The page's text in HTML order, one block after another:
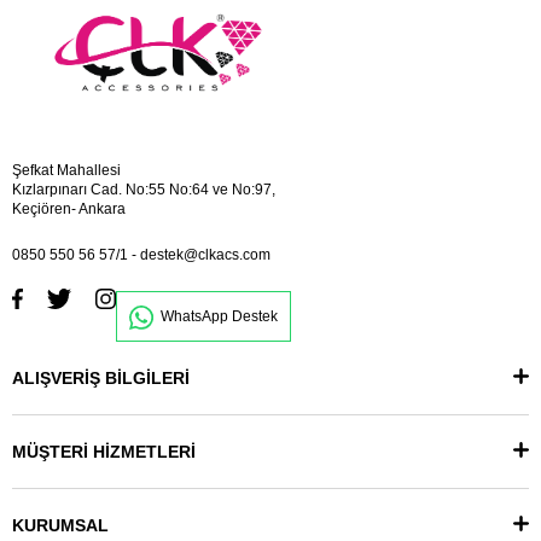
Şefkat Mahallesi
Kızlarpınarı Cad. No:55 No:64 ve No:97,
Keçiören- Ankara
0850 550 56 57/1 - destek@clkacs.com
WhatsApp Destek
ALIŞVERİŞ BİLGİLERİ
MÜŞTERİ HİZMETLERİ
KURUMSAL